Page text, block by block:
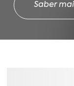
Saber